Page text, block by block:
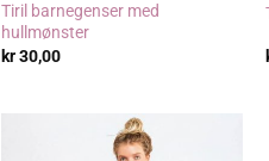
Tiril barnegenser med
hullmønster
kr30,00